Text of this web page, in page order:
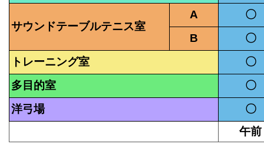
サウンドテーブルテニス室
A
〇
B
〇
トレーニング室
〇
多目的室
〇
洋弓場
〇
午前